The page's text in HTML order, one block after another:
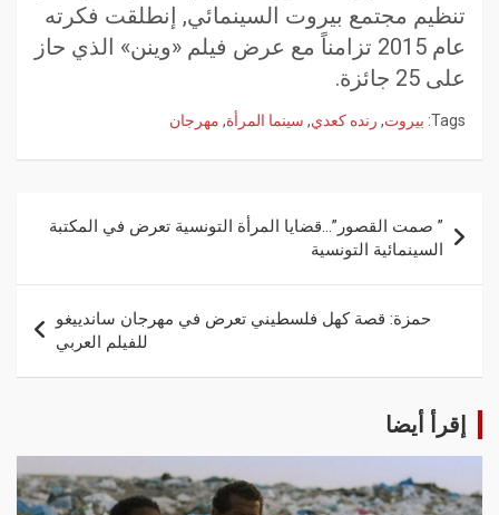
تنظيم مجتمع بيروت السينمائي, إنطلقت فكرته
عام 2015 تزامناً مع عرض فيلم «وينن» الذي حاز
على 25 جائزة.
Tags: بيروت, رنده كعدي, سينما المرأة, مهرجان
” صمت القصور”…قضايا المرأة التونسية تعرض في المكتبة
السينمائية التونسية
حمزة: قصة كهل فلسطيني تعرض في مهرجان ساندييغو
للفيلم العربي
إقرأ أيضا